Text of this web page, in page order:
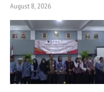
August 8, 2026